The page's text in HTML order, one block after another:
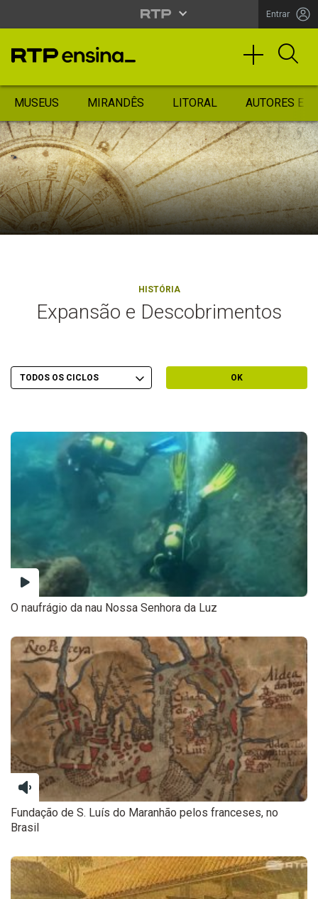
Entrar
MUSEUS MIRANDÊS LITORAL AUTORES
HISTÓRIA
Expansão e Descobrimentos
Filtrar por Ciclo
Escolher Ciclo OK
O naufrágio da nau Nossa Senhora da Luz
Fundação de S. Luís do Maranhão pelos franceses, no
Brasil